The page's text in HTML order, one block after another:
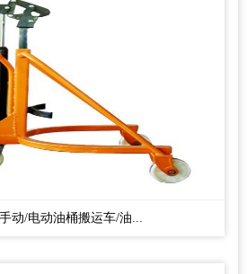
动/电动油桶搬运车/油...